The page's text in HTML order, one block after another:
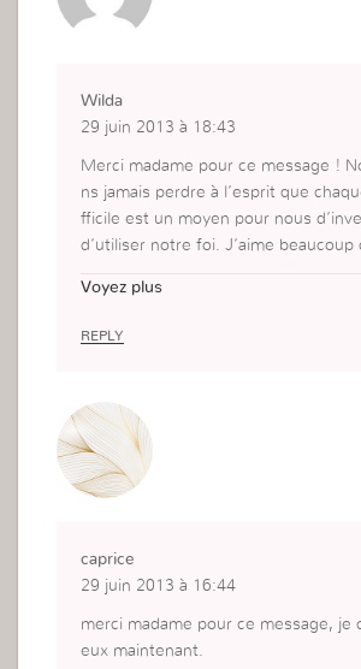
Wilda
29 juin 2013 à 18:43
Merci madame pour ce message !
ns jamais perdre à l’esprit que
fficile est un moyen pour nous
d’utiliser notre foi. J’aime beaucoup
e à une difficulté, David parlait avec
Voyez plus
REPLY
caprice
29 juin 2013 à 16:44
merci madame pour ce message, je
eux maintenant.